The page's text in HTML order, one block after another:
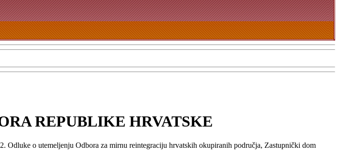
REPUBLIKE HRVATSKE
Odluke o utemeljenju Odbora za mirnu reintegraciju hrvatskih okupiranih područja, Zastupnički dom